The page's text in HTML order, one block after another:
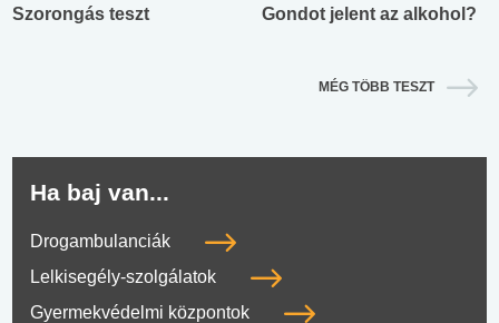
Szorongás teszt Gondot jelent az alkohol?
MÉG TÖBB TESZT
Ha baj van...
Drogambulanciák
Lelkisegély-szolgálatok
Gyermekvédelmi központok